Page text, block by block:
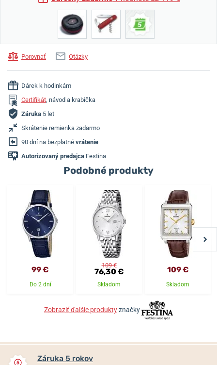
Porovnať Otázky
Dárek k hodinkám
Certifikát, návod a krabička
Záruka 5 let
Skrátenie remienka zadarmo
90 dní na bezplatné vrátenie
Autorizovaný predajca Festina
Podobné produkty
99 €
Do 2 dní
109 €
76,30 €
Skladom
109 €
Skladom
Zobraziť ďalšie produktyznačky
Záruka 5 rokov